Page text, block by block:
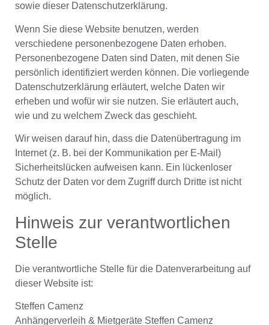
sowie dieser Datenschutzerklärung.
Wenn Sie diese Website benutzen, werden
verschiedene personenbezogene Daten erhoben.
Personenbezogene Daten sind Daten, mit denen Sie
persönlich identifiziert werden können. Die vorliegende
Datenschutzerklärung erläutert, welche Daten wir
erheben und wofür wir sie nutzen. Sie erläutert auch,
wie und zu welchem Zweck das geschieht.
Wir weisen darauf hin, dass die Datenübertragung im
Internet (z. B. bei der Kommunikation per E-Mail)
Sicherheitslücken aufweisen kann. Ein lückenloser
Schutz der Daten vor dem Zugriff durch Dritte ist nicht
möglich.
Hinweis zur verantwortlichen
Stelle
Die verantwortliche Stelle für die Datenverarbeitung auf
dieser Website ist:
Steffen Camenz
Anhängerverleih & Mietgeräte Steffen Camenz